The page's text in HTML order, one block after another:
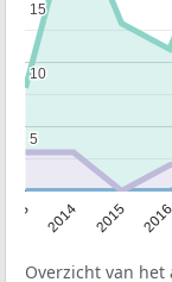
2014 2015 2016
5
5
10
10
15
15
Overzicht van